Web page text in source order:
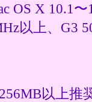
OS X 10.1
以上、G3
以上推